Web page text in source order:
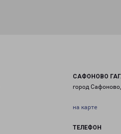
САФОНОВО
город
на карте
ТЕЛЕФОН